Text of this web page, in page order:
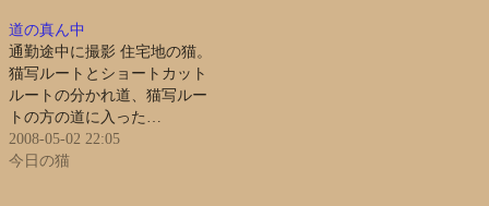
道の真ん中
通勤途中に撮影 住宅地の猫。
猫写ルートとショートカット
ルートの分かれ道、猫写ルー
トの方の道に入った…
2008-05-02 22:05
今日の猫